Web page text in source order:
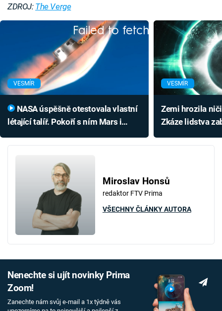
ZDROJ: The Verge
Failed to fetch
VESMÍR
létající talíř. Pokoří s ním Mars i
VESMÍR
Zemi hrozila
Zkáze lidstva
Miroslav Honsů
redaktor FTV Prima
VŠECHNY ČLÁNKY AUTORA
Nenechte si ujít novinky Prima
Zoom!
Zanechte nám svůj e-mail a 1x týdně vás